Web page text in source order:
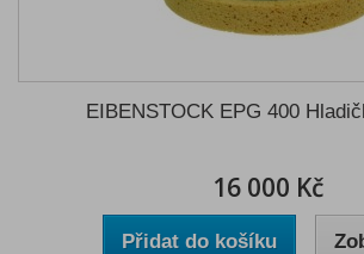
EIBENSTOCK EPG 400
16 000 Kč
Přidat do košíku